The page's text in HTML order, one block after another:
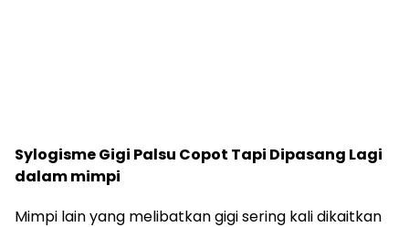
Sylogisme Gigi Palsu Copot Tapi Dipasang Lagi
dalam mimpi
Mimpi lain yang melibatkan gigi sering kali dikaitkan